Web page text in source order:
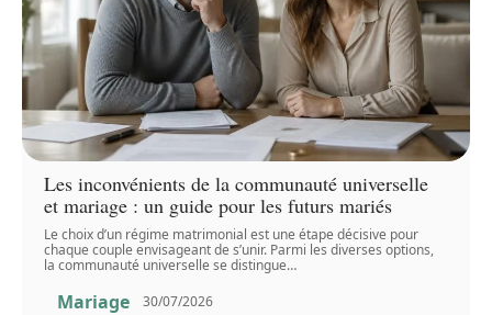
Les inconvénients de la communauté universelle
et mariage : un guide pour les futurs mariés
Le choix d’un régime matrimonial est une étape décisive pour
chaque couple envisageant de s’unir. Parmi les diverses options,
la communauté universelle se distingue…
Mariage 30/07/2026